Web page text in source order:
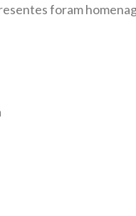
foram